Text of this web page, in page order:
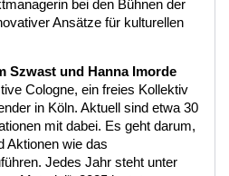
bei den Bühnen der
Ansätze für kulturellen
Szwast und Hanna Imorde
Cologne, ein freies Kollektiv
in Köln. Aktuell sind etwa 30
mit dabei. Es geht darum,
Aktionen wie das
Jedes Jahr steht unter